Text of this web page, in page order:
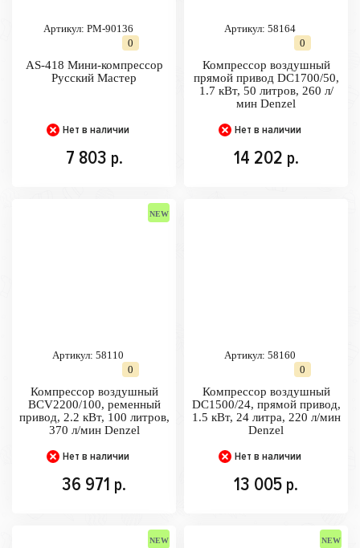
Артикул: РМ-90136
0
AS-418 Мини-компрессор
Русский Мастер
Нет в наличии
7 803 р.
Артикул: 58164
0
Компрессор воздушный
прямой привод DC1700/50,
1.7 кВт, 50 литров, 260 л/
мин Denzel
Нет в наличии
14 202 р.
Артикул: 58110
0
Компрессор воздушный
BCV2200/100, ременный
привод, 2.2 кВт, 100 литров,
370 л/мин Denzel
Нет в наличии
36 971 р.
Артикул: 58160
0
Компрессор воздушный
DC1500/24, прямой привод,
1.5 кВт, 24 литра, 220 л/мин
Denzel
Нет в наличии
13 005 р.